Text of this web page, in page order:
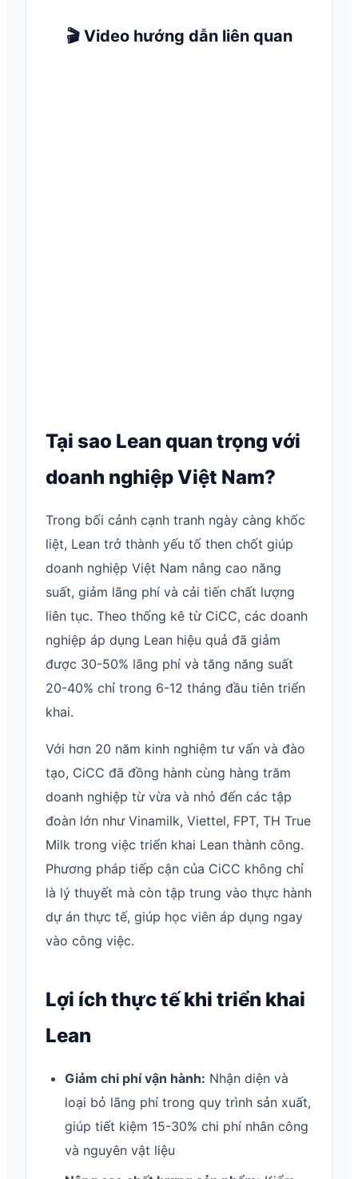
🎬 Video hướng dẫn liên quan
Tại sao Lean quan trọng với
doanh nghiệp Việt Nam?
Trong bối cảnh cạnh tranh ngày càng khốc
liệt, Lean trở thành yếu tố then chốt giúp
doanh nghiệp Việt Nam nâng cao năng
suất, giảm lãng phí và cải tiến chất lượng
liên tục. Theo thống kê từ CiCC, các doanh
nghiệp áp dụng Lean hiệu quả đã giảm
được 30-50% lãng phí và tăng năng suất
20-40% chỉ trong 6-12 tháng đầu tiên triển
khai.
Với hơn 20 năm kinh nghiệm tư vấn và đào
tạo, CiCC đã đồng hành cùng hàng trăm
doanh nghiệp từ vừa và nhỏ đến các tập
đoàn lớn như Vinamilk, Viettel, FPT, TH True
Milk trong việc triển khai Lean thành công.
Phương pháp tiếp cận của CiCC không chỉ
là lý thuyết mà còn tập trung vào thực hành
dự án thực tế, giúp học viên áp dụng ngay
vào công việc.
Lợi ích thực tế khi triển khai
Lean
Giảm chi phí vận hành: Nhận diện và
loại bỏ lãng phí trong quy trình sản xuất,
giúp tiết kiệm 15-30% chi phí nhân công
và nguyên vật liệu